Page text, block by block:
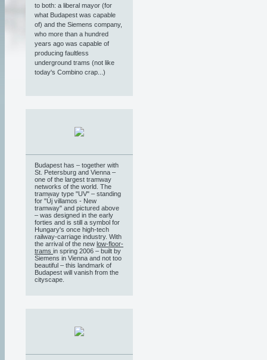
to both: a liberal mayor (for
what Budapest was capable
of) and the Siemens company,
who more than a hundred
years ago was capable of
producing faultless
underground trams (not like
today's Combino crap...)
Budapest has – together with
St. Petersburg and Vienna –
one of the largest tramway
networks of the world. The
tramway type "UV" – standing
for "Új villamos - New
tramway" and pictured above
– was designed in the early
forties and is still a symbol for
Hungary's once high-tech
railway-carriage industry. With
the arrival of the new low-floor-
trams in spring 2006 – built by
Siemens in Vienna and not too
beautiful – this landmark of
Budapest will vanish from the
cityscape.